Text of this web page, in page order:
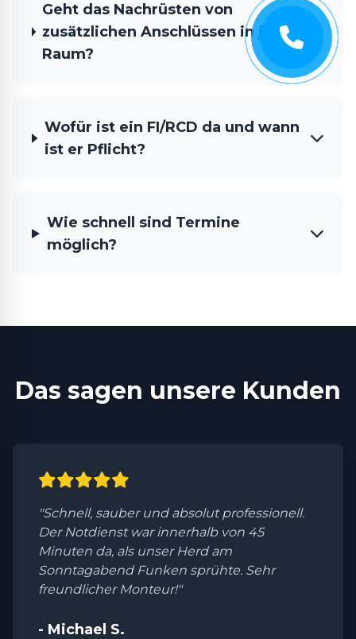
Geht das Nachrüsten von
zusätzlichen Anschlüssen in jedem
Raum?
Wofür ist ein FI/RCD da und wann
ist er Pflicht?
Wie schnell sind Termine
möglich?
Das sagen unsere Kunden
"Schnell, sauber und absolut professionell.
Der Notdienst war innerhalb von 45
Minuten da, als unser Herd am
Sonntagabend Funken sprühte. Sehr
freundlicher Monteur!"
- Michael S.